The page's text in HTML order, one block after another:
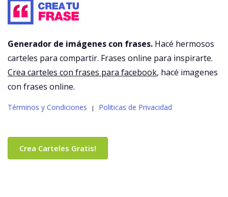
Generador de imágenes con frases. Hacé hermosos
carteles para compartir. Frases online para inspirarte.
Crea carteles con frases para facebook, hacé imagenes
con frases online.
Términos y Condiciones | Politicas de Privacidad
Crea Carteles Gratis!